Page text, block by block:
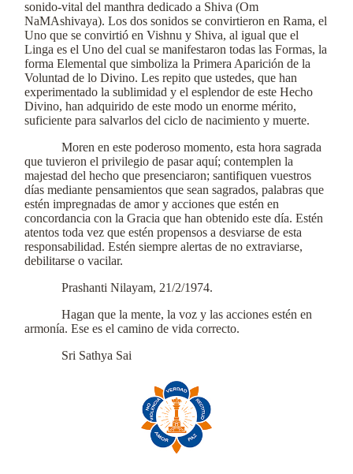
sonido-vital del manthra dedicado a Shiva (Om
NaMAshivaya). Los dos sonidos se convirtieron en Rama, el
Uno que se convirtió en Vishnu y Shiva, al igual que el
Linga es el Uno del cual se manifestaron todas las Formas, la
forma Elemental que simboliza la Primera Aparición de la
Voluntad de lo Divino. Les repito que ustedes, que han
experimentado la sublimidad y el esplendor de este Hecho
Divino, han adquirido de este modo un enorme mérito,
suficiente para salvarlos del ciclo de nacimiento y muerte.
Moren en este poderoso momento, esta hora sagrada
que tuvieron el privilegio de pasar aquí; contemplen la
majestad del hecho que presenciaron; santifiquen vuestros
días mediante pensamientos que sean sagrados, palabras que
estén impregnadas de amor y acciones que estén en
concordancia con la Gracia que han obtenido este día. Estén
atentos toda vez que estén propensos a desviarse de esta
responsabilidad. Estén siempre alertas de no extraviarse,
debilitarse o vacilar.
Prashanti Nilayam, 21/2/1974.
Hagan que la mente, la voz y las acciones estén en
armonía. Ese es el camino de vida correcto.
Sri Sathya Sai